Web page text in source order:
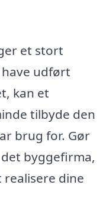
et stort
udført
kan et
tilbyde den
brug for. Gør
byggefirma,
dine